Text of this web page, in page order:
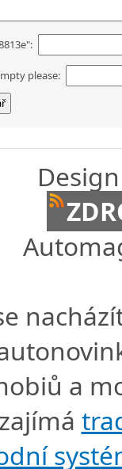
please:
Design
a